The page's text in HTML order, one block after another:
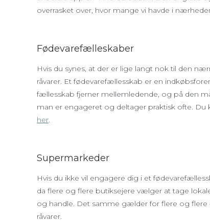
overrasket over, hvor mange vi havde i
Fødevarefælleskaber
Hvis du synes, at der er lige langt nok til den
råvarer. Et fødevarefællesskab er en
fællesskab fjerner mellemledende, og på den
man er engageret og deltager praktisk ofte.
her.
Supermarkeder
Hvis du ikke vil engagere dig i et
da flere og flere butiksejere vælger at tage
og handle. Det samme gælder for flere og flere
råvarer.